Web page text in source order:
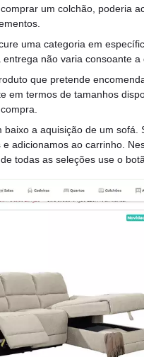
um colchão, poderia
uma categoria em
entrega não varia consoante
que pretende
em termos de tamanhos
baixo a aquisição de um
adicionamos ao carrinho.
todas as seleções use o